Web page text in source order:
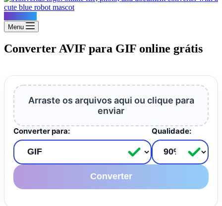
Menu
Converter AVIF para GIF online grátis
Arraste os arquivos aqui ou clique para
enviar
Converter para: Qualidade:
Converter